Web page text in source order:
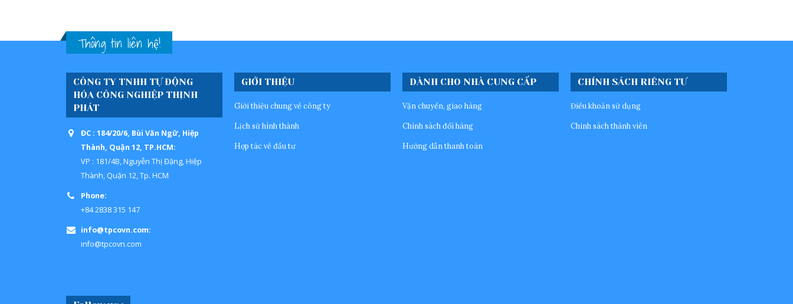
Thông tin liên hệ!
CÔNG TY TNHH TỰ ĐỘNG
HÓA CÔNG NGHIỆP THỊNH
PHÁT
ĐC : 184/20/6, Bùi Văn Ngữ, Hiệp
Thành, Quận 12, TP.HCM:
VP : 181/4B, Nguyễn Thị Đặng, Hiệp
Thành, Quận 12, Tp. HCM
Phone:
+84 2838 315 147
info@tpcovn.com:
info@tpcovn.com
GIỚI THIỆU
Giới thiệu chung về công ty
Lịch sử hình thành
Hợp tác về đầu tư
DÀNH CHO NHÀ CUNG CẤP
Vận chuyển, giao hàng
Chính sách đổi hàng
Hướng dẫn thanh toán
CHÍNH SÁCH RIÊNG TƯ
Điều khoản sử dụng
Chinh sách thành viên